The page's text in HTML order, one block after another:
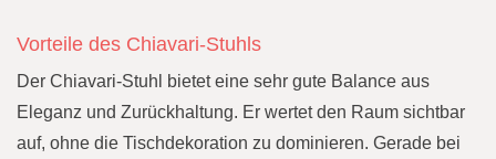
Vorteile des Chiavari-Stuhls
Der Chiavari-Stuhl bietet eine sehr gute Balance aus
Eleganz und Zurückhaltung. Er wertet den Raum sichtbar
auf, ohne die Tischdekoration zu dominieren. Gerade bei